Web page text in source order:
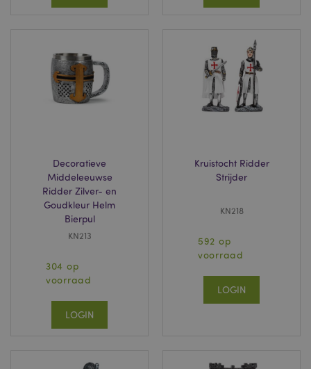
Decoratieve
Middeleeuwse
Ridder Zilver- en
Goudkleur Helm
Bierpul
KN213
304 op
voorraad
LOGIN
Kruistocht Ridder
Strijder
KN218
592 op
voorraad
LOGIN